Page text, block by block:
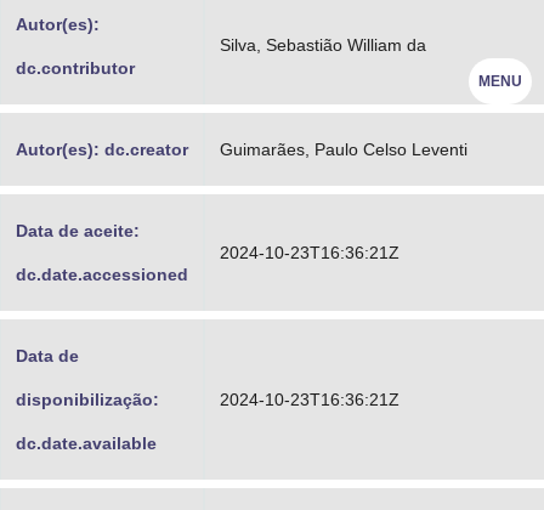
MENU
Autor(es):
dc.contributor
Silva, Sebastião William da
Autor(es): dc.creator Guimarães, Paulo Celso Leventi
Data de aceite:
dc.date.accessioned
2024-10-23T16:36:21Z
Data de
disponibilização:
dc.date.available
2024-10-23T16:36:21Z